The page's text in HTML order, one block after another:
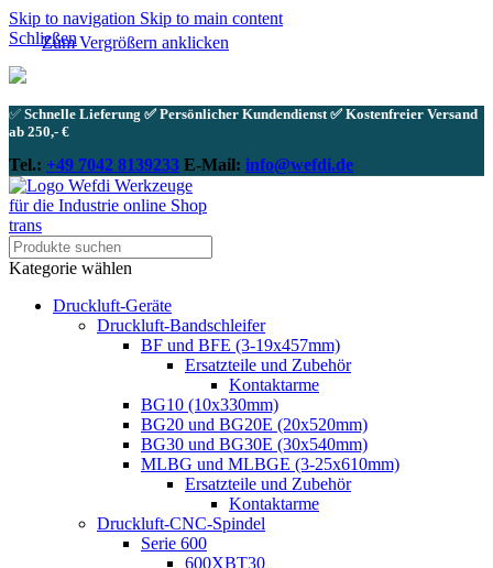
Skip to navigation Skip to main content
Schließen
✅ Schnelle Lieferung ✅ Persönlicher Kundendienst ✅ Kostenfreier Versand
ab 250,- €
Tel.: +49 7042 8139233 E-Mail: info@wefdi.de
Kategorie wählen
Druckluft-Geräte
Druckluft-Bandschleifer
BF und BFE (3-19x457mm)
Ersatzteile und Zubehör
Kontaktarme
BG10 (10x330mm)
BG20 und BG20E (20x520mm)
BG30 und BG30E (30x540mm)
MLBG und MLBGE (3-25x610mm)
Ersatzteile und Zubehör
Kontaktarme
Druckluft-CNC-Spindel
Serie 600
600XBT30
Zum Vergrößern anklicken